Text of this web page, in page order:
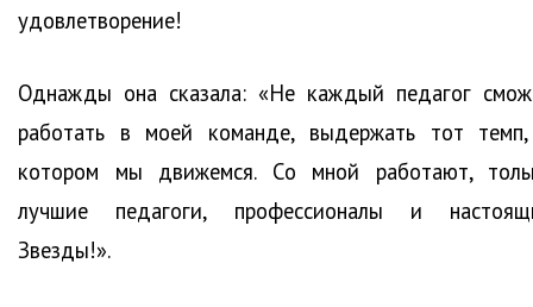
удовлетворение!
Однажды она сказала: «Не каждый педагог
работать в моей команде, выдержать тот
котором мы движемся. Со мной работают,
лучшие педагоги, профессионалы и
Звезды!».